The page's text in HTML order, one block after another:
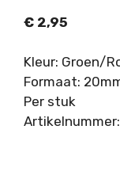
€ 2,95
Kleur: Groen/
Formaat:
Per stuk